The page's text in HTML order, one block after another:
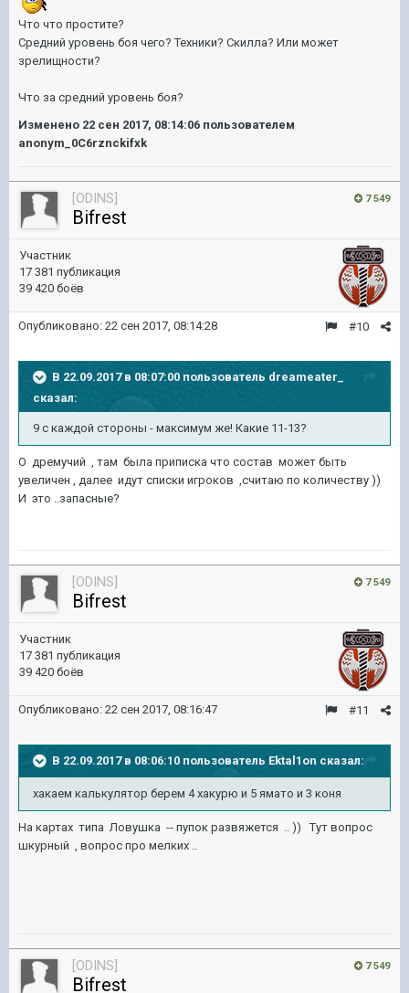
Что что простите?
Средний уровень боя чего? Техники? Скилла? Или может
зрелищности?
Что за средний уровень боя?
Изменено 22 сен 2017, 08:14:06 пользователем
anonym_0C6rznckifxk
7 549
[ODINS]
Bifrest
Участник
17 381 публикация
39 420 боёв
#10
Опубликовано: 22 сен 2017, 08:14:28
В 22.09.2017 в 08:07:00 пользователь dreameater_
сказал:
9 с каждой стороны - максимум же! Какие 11-13?
О дремучий , там была приписка что состав может быть
увеличен , далее идут списки игроков ,считаю по количеству ))
И это ..запасные?
7 549
[ODINS]
Bifrest
Участник
17 381 публикация
39 420 боёв
#11
Опубликовано: 22 сен 2017, 08:16:47
В 22.09.2017 в 08:06:10 пользователь Ektal1on сказал:
хакаем калькулятор берем 4 хакурю и 5 ямато и 3 коня
На картах типа Ловушка -- пупок развяжется .. )) Тут вопрос
шкурный , вопрос про мелких ..
7 549
[ODINS]
Bifrest